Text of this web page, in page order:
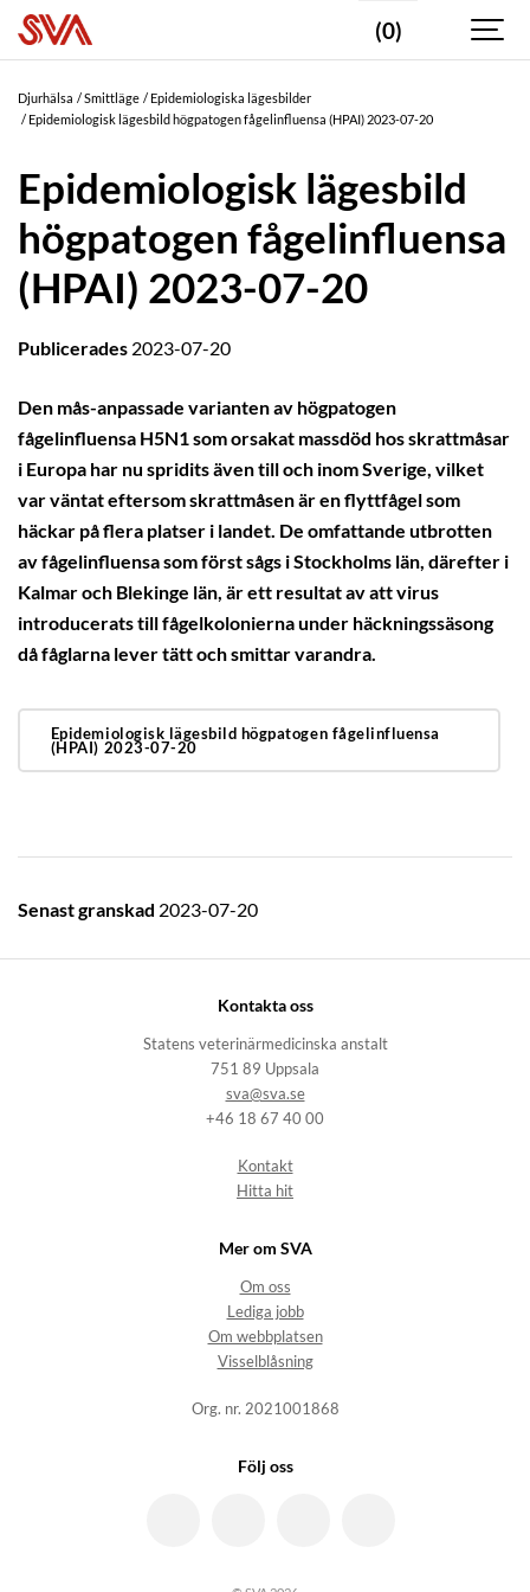
(0)
Djurhälsa Smittläge
Epidemiologiska lägesbilder
Epidemiologisk lägesbild högpatogen fågelinfluensa (HPAI) 2023-07-20
Epidemiologisk lägesbild
högpatogen fågelinfluensa
(HPAI) 2023-07-20
Publicerades 2023-07-20
Den mås-anpassade varianten av högpatogen
fågelinfluensa H5N1 som orsakat massdöd hos skrattmåsar
i Europa har nu spridits även till och inom Sverige, vilket
var väntat eftersom skrattmåsen är en flyttfågel som
häckar på flera platser i landet. De omfattande utbrotten
av fågelinfluensa som först sågs i Stockholms län, därefter i
Kalmar och Blekinge län, är ett resultat av att virus
introducerats till fågelkolonierna under häckningssäsong
då fåglarna lever tätt och smittar varandra.
Epidemiologisk lägesbild högpatogen fågelinfluensa
(HPAI) 2023-07-20
Senast granskad 2023-07-20
Kontakta oss
Statens veterinärmedicinska anstalt
751 89 Uppsala
sva@sva.se
+46 18 67 40 00
Kontakt
Hitta hit
Mer om SVA
Om oss
Lediga jobb
Om webbplatsen
Visselblåsning
Org. nr. 2021001868
Följ oss